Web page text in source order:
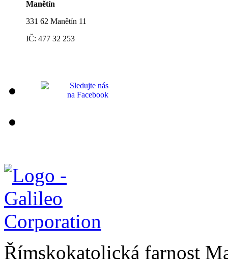
Manětín
331 62 Manětín 11
IČ: 477 32 253
Římskokatolická farnost